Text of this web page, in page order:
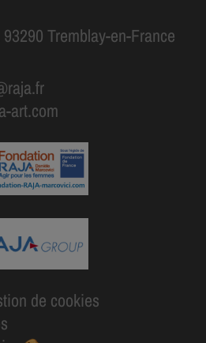
Tremblay-en-France
art.com
de cookies